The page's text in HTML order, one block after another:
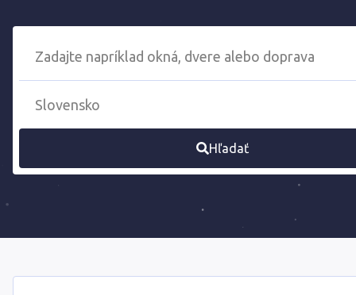
Hľadať